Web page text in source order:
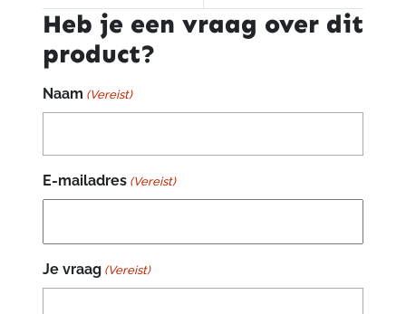
Heb je een vraag over dit
product?
Naam (Vereist)
E-mailadres (Vereist)
Je vraag (Vereist)